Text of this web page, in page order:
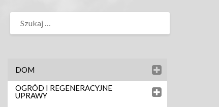
DOM
OGRÓD I REGENERACYJNE
UPRAWY